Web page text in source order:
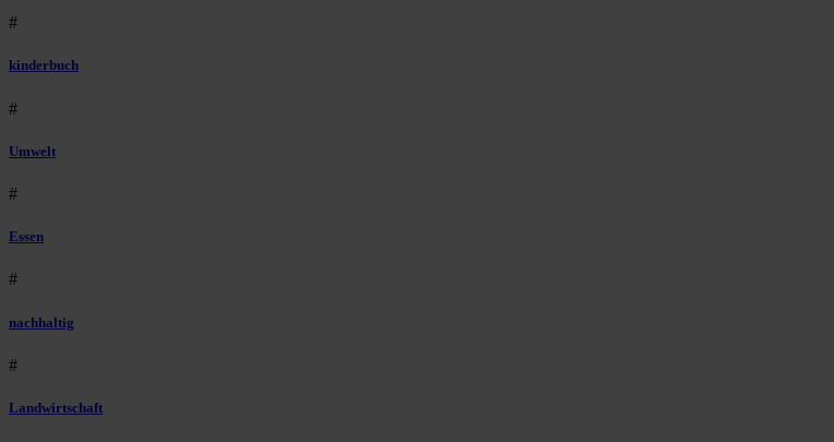
#
kinderbuch
#
Umwelt
#
Essen
#
nachhaltig
#
Landwirtschaft